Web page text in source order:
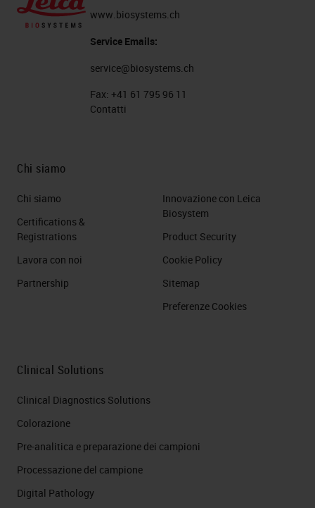
www.biosystems.ch
Service Emails:
service@biosystems.ch
Fax: +41 61 795 96 11
Contatti
Chi siamo
Chi siamo
Certifications &
Registrations
Lavora con noi
Partnership
Innovazione con Leica
Biosystem
Product Security
Cookie Policy
Sitemap
Preferenze Cookies
Clinical Solutions
Clinical Diagnostics Solutions
Colorazione
Pre-analitica e preparazione dei campioni
Processazione del campione
Digital Pathology